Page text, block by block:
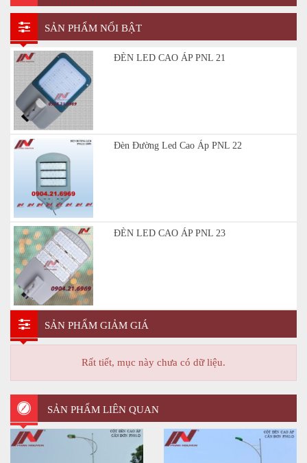
SẢN PHẨM NỔI BẬT
ĐÈN LED CAO ÁP PNL 21
Đèn Đường Led Cao Áp PNL 22
ĐÈN LED CAO ÁP PNL 23
SẢN PHẨM GIẢM GIÁ
Rất tiết, mục này chưa có dữ liệu.
SẢN PHẨM LIÊN QUAN